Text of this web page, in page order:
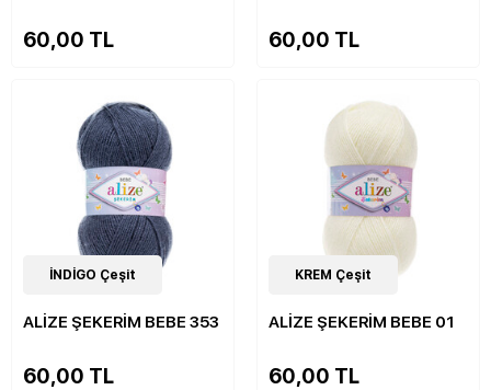
60,00 TL 60,00 TL
33 Çeşit
İNDİGO Çeşit
ALİZE ŞEKERİM BEBE 353
60,00 TL
34Çeşit
KREM Çeşit
ALİZE ŞEKERİM BEBE 01
60,00 TL